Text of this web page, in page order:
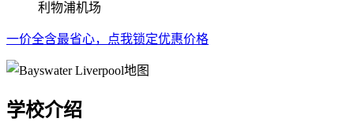
利物浦机场
一价全含最省心，点我锁定优惠价格
学校介绍